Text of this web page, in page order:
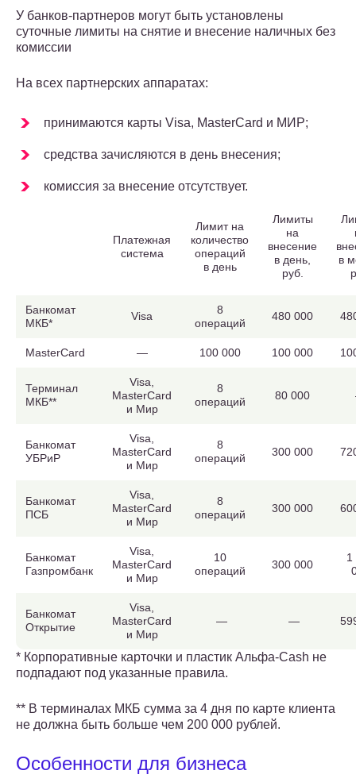
У банков-партнеров могут быть установлены
суточные лимиты на снятие и внесение наличных без
комиссии
На всех партнерских аппаратах:
принимаются карты Visa, MasterCard и МИР;
средства зачисляются в день внесения;
комиссия за внесение отсутствует.
Платежная
система
Лимит на
количество
операций
в день
Лимиты
на
внесение
в день,
руб.
в
Банкомат
МКБ*
Visa
8
операций
480 000
MasterCard — 100 000 100 000
Терминал
МКБ**
Visa,
MasterCard
и Мир
8
операций
80 000
Банкомат
УБРиР
Visa,
MasterCard
и Мир
8
операций
300 000
Банкомат
ПСБ
Visa,
MasterCard
и Мир
8
операций
300 000
Банкомат
Газпромбанк
Visa,
MasterCard
и Мир
10
операций
300 000
1
Банкомат
Открытие
Visa,
MasterCard
и Мир
— —
* Корпоративные карточки и пластик Альфа-Cash не
подпадают под указанные правила.
** В терминалах МКБ сумма за 4 дня по карте клиента
не должна быть больше чем 200 000 рублей.
Особенности для бизнеса